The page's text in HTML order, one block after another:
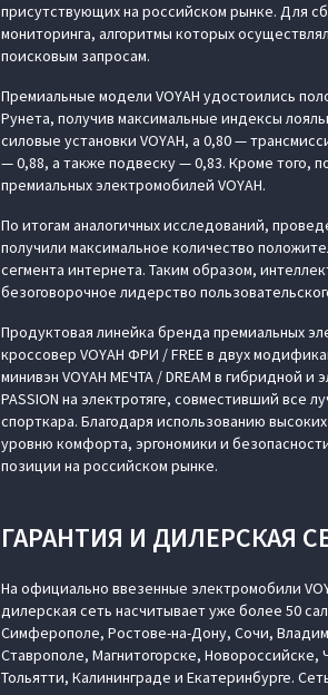
присутствующих на российском рынке. Для
мониторинга, алгоритмы которых
поисковым запросам.
Премиальные модели VOYAH удостоились
Рунета, получив максимальные индексы
силовые установки VOYAH, а 0,80 —
— 0,88, а также подвеску — 0,83. Кроме того,
премиальных электромобилей VOYAH.
По итогам аналогичных исследований,
получили максимальное количество
сегмента интернета. Таким образом,
безоговорочное лидерство
Продуктовая линейка бренда премиальных
кроссовер VOYAH ФРИ / FREE в двух
минивэн VOYAH МЕЧТА / DREAM в гибридной
PASSION на электротяге, совместивший все
спорткара. Благодаря использованию
уровню комфорта, эргономики и
позиции на российском рынке.
ГАРАНТИЯ И ДИЛЕРСКАЯ
На официально ввезенные электромобили
дилерская сеть насчитывает уже более 50
Симферополе, Ростове-на-Дону, Сочи,
Ставрополе, Магнитогорске,
Тольятти, Калининграде и Екатеринбурге.